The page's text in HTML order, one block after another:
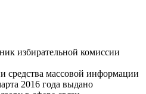
избирательной комиссии
средства массовой информации
2016 года выдано